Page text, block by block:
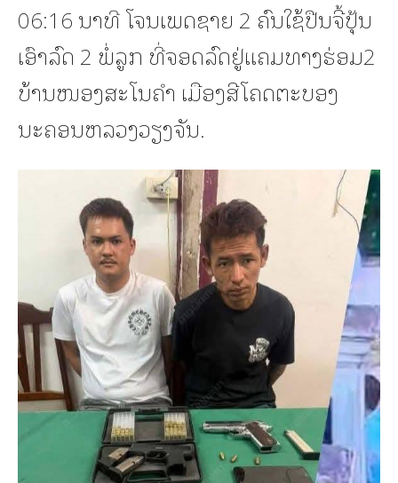
06:16 ນາທີ ໂຈນເພດຊາຍ 2 ຄົນໃຊ້ປືນຈີ້ປຸ້ນ
ເອົາລົດ 2 ພໍ່ລູກ ທີ່ຈອດລົດຢູ່ແຄມທາງຮ່ອມ2
ບ້ານໜອງສະໂນຄຳ ເມືອງສີໂຄດຕະບອງ
ນະຄອນຫລວງວຽງຈັນ.